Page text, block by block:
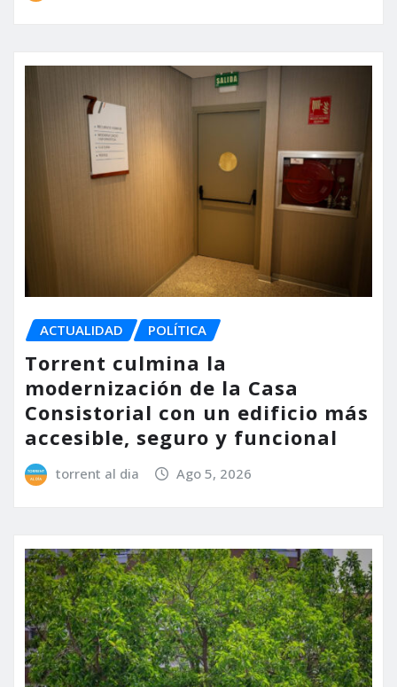
ACTUALIDAD POLÍTICA
Torrent culmina la
modernización de la Casa
Consistorial con un edificio más
accesible, seguro y funcional
torrent al dia Ago 5, 2026